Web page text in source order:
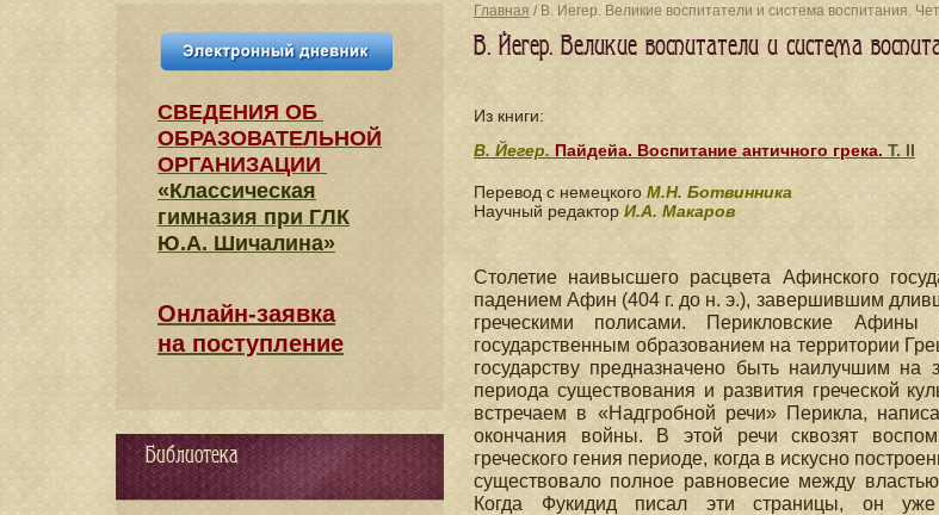
Главная / В. Йегер. Великие воспитатели и система воспитания.
В. Йегер. Великие воспитатели и система
Из книги:
В. Йегер. Пайдейа. Воспитание античного грека. Т. II
Перевод с немецкого М.Н. Ботвинника
Научный редактор И.А. Макаров
Столетие наивысшего расцвета Афинского
падением Афин (404 г. до н. э.), завершившим
греческими полисами. Перикловские
государственным образованием на территории
государству предназначено быть наилучшим на
периода существования и развития греческой
встречаем в «Надгробной речи» Перикла,
окончания войны. В этой речи сквозят
греческого гения периоде, когда в искусно
существовало полное равновесие между
Когда Фукидид писал эти страницы, он
СВЕДЕНИЯ​ ОБ
ОБРАЗОВАТЕЛЬНОЙ
ОРГАНИЗАЦИИ
«Классическая
гимназия при ГЛК
Ю.А. Шичалина»
Онлайн-заявка
на поступление
Библиотека